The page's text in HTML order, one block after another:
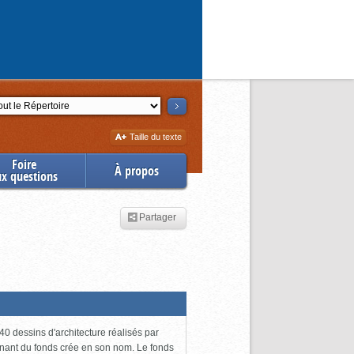
Augmenter
la
Taille du texte
Foire
questions À propos
Partager
dessins d'architecture réalisés par
du fonds crée en son nom. Le fonds